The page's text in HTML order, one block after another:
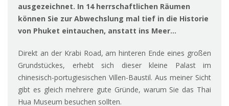
ausgezeichnet. In 14 herrschaftlichen Räumen
können Sie zur Abwechslung mal tief in die Historie
von Phuket eintauchen, anstatt ins Meer…
Direkt an der Krabi Road, am hinteren Ende eines großen
Grundstückes, erhebt sich dieser kleine Palast im
chinesisch-portugiesischen Villen-Baustil. Aus meiner Sicht
gibt es gleich mehrere gute Gründe, warum Sie das Thai
Hua Museum besuchen sollten.